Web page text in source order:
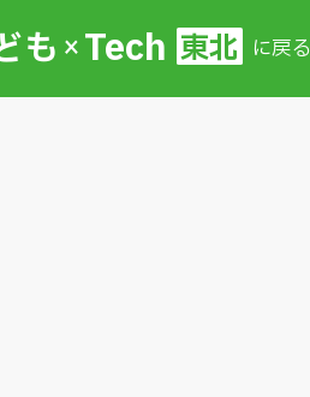
も × Tech 東北 に戻る